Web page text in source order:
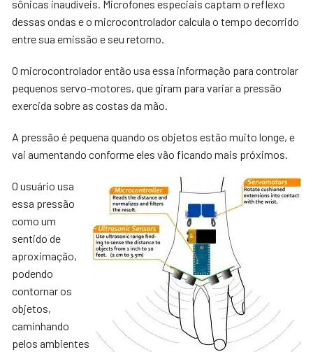
sônicas inaudíveis. Microfones especiais captam o reflexo
dessas ondas e o microcontrolador calcula o tempo decorrido
entre sua emissão e seu retorno.
O microcontrolador então usa essa informação para controlar
pequenos servo-motores, que giram para variar a pressão
exercida sobre as costas da mão.
A pressão é pequena quando os objetos estão muito longe, e
vai aumentando conforme eles vão ficando mais próximos.
O usuário usa
essa pressão
como um
sentido de
aproximação,
podendo
contornar os
objetos,
caminhando
pelos ambientes